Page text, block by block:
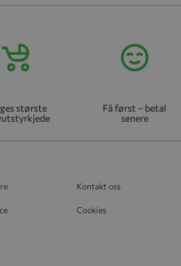
største
Få først – betal
senere
Kontakt oss
Cookies